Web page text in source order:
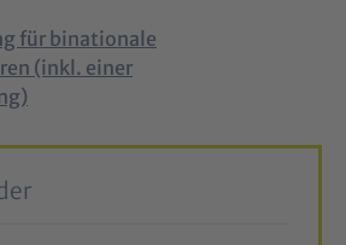
für binationale
(inkl. einer